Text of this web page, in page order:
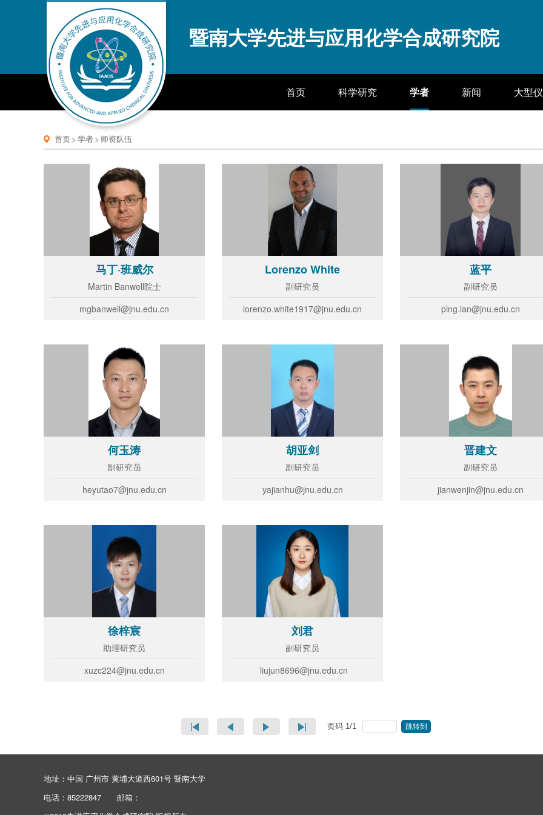
暨南大学先进与应用化学合成研究院
首页 科学研究 学者 新闻 大型
首页> 学者> 师资队伍
马丁·班威尔
Martin Banwell院士
mgbanwell@jnu.edu.cn
Lorenzo White
副研究员
lorenzo.white1917@jnu.edu.cn
蓝平
副研究员
ping.lan@jnu.edu.cn
何玉涛
副研究员
heyutao7@jnu.edu.cn
胡亚剑
副研究员
yajianhu@jnu.edu.cn
晋建文
副研究员
jianwenjin@jnu.edu.cn
徐梓宸
助理研究员
xuzc224@jnu.edu.cn
刘君
副研究员
liujun8696@jnu.edu.cn
页码 1/1 跳转到
地址：中国 广州市 黄埔大道西601号 暨南大学
电话：85222847
邮箱：